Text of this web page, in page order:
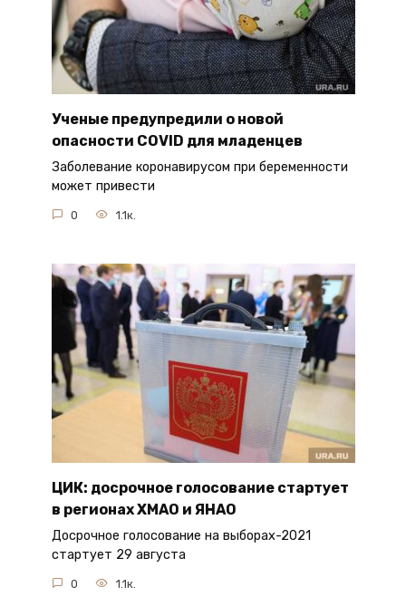
Ученые предупредили о новой
опасности COVID для младенцев
Заболевание коронавирусом при беременности
может привести
0 1.1к.
ЦИК: досрочное голосование стартует
в регионах ХМАО и ЯНАО
Досрочное голосование на выборах-2021
стартует 29 августа
0 1.1к.